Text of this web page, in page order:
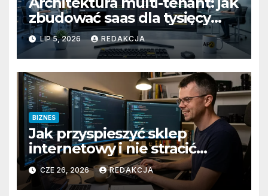
zbudować saas dla tysięcy
klientów
LIP 5, 2026 REDAKCJA
BIZNES
Jak przyspieszyć sklep
internetowy i nie stracić
klientów
CZE 26, 2026 REDAKCJA